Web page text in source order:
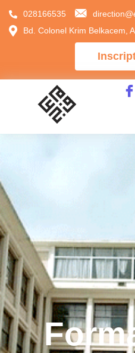
028166535
Bd. Colonel Krim Belkacem,